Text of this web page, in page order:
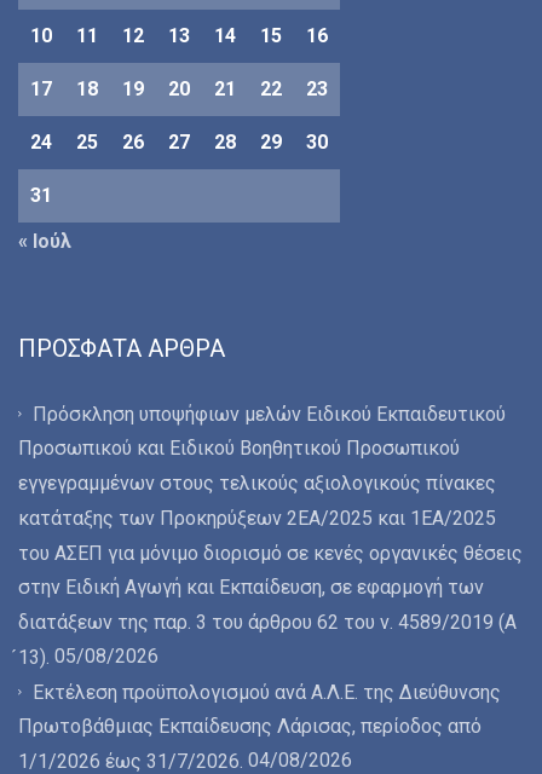
10 11 12 13 14 15 16
17 18 19 20 21 22 23
24 25 26 27 28 29 30
31
« Ιούλ
ΠΡΌΣΦΑΤΑ ΆΡΘΡΑ
Πρόσκληση υποψήφιων μελών Ειδικού Εκπαιδευτικού
Προσωπικού και Ειδικού Βοηθητικού Προσωπικού
εγγεγραμμένων στους τελικούς αξιολογικούς πίνακες
κατάταξης των Προκηρύξεων 2ΕΑ/2025 και 1ΕΑ/2025
του ΑΣΕΠ για μόνιμο διορισμό σε κενές οργανικές θέσεις
στην Ειδική Αγωγή και Εκπαίδευση, σε εφαρμογή των
διατάξεων της παρ. 3 του άρθρου 62 του ν. 4589/2019 (Α
́13). 05/08/2026
Εκτέλεση προϋπολογισμού ανά Α.Λ.Ε. της Διεύθυνσης
Πρωτοβάθμιας Εκπαίδευσης Λάρισας, περίοδος από
1/1/2026 έως 31/7/2026. 04/08/2026